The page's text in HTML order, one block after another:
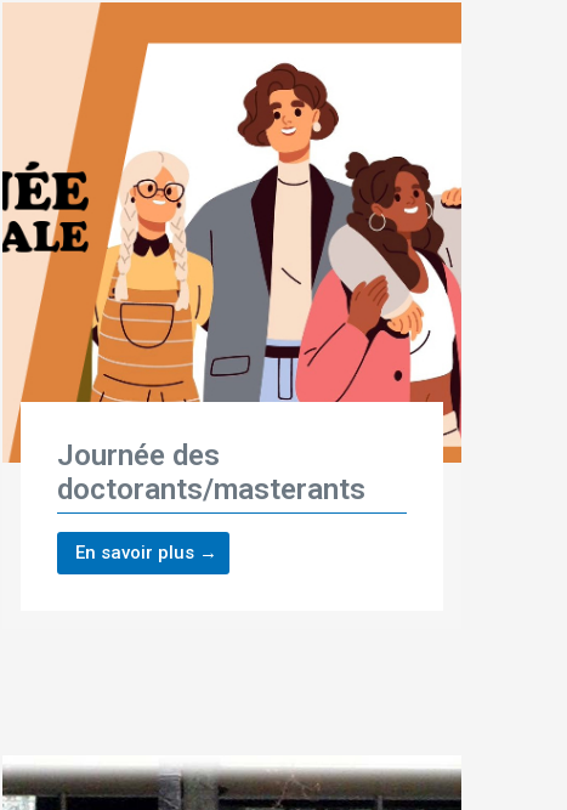
Journée des
doctorants/masterants
En savoir plus →